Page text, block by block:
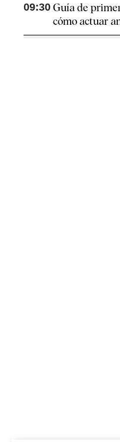
09:30 Guía de
cómo actuar